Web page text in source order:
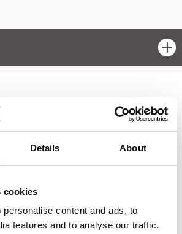
Details About
cookies
content and ads, to
features and to analyse our traffic.
för 2027 /
Moleskine kalend